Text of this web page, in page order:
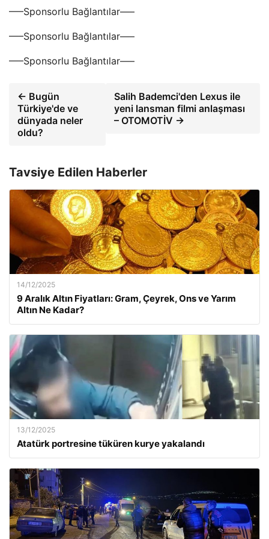
—–Sponsorlu Bağlantılar—–
—–Sponsorlu Bağlantılar—–
—–Sponsorlu Bağlantılar—–
← Bugün
Türkiye'de ve
dünyada neler
oldu?
Salih Bademci'den Lexus ile
yeni lansman filmi anlaşması
– OTOMOTİV →
Tavsiye Edilen Haberler
14/12/2025
9 Aralık Altın Fiyatları: Gram, Çeyrek, Ons ve Yarım
Altın Ne Kadar?
13/12/2025
Atatürk portresine tüküren kurye yakalandı